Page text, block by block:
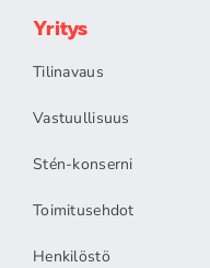
Yritys
Tilinavaus
Vastuullisuus
Stén-konserni
Toimitusehdot
Henkilöstö